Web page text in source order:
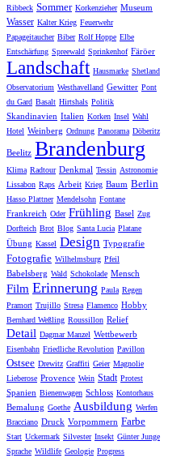
Ribbeck Sommer Korkenzieher Museum
Wasser Kalter Krieg Feuerwehr
Papageitaucher Biber Rolf Hoppe Elbe
Entschärfung Spreewald Sprinkenhof Färöer
Landschaft Hausmarke Shetland
Observatorium Westhavelland Gewitter Pont
du Gard Basalt Hirtshals Politik
Skandinavien Italien Korken Insel Wahl
Hotel Weinberg Ordnung Panorama Döberitz
Beelitz Brandenburg
Klima Radtour Denkmal Tessin Astronomie
Lissabon Raps Arbeit Krieg Baum Berlin
Hasso Plattner Mendelsohn Fontane
Frankreich Oder Frühling Basel Zug
Dorfteich Brot Blog Santa Lucia Platane
Übung Kassel Design Typografie
Fotografie Wilhelmsburg Pfeil
Babelsberg Wald Schokolade Mensch
Film Erinnerung Paula Regen
Pramort Trujillo Stresa Flamenco Hobby
Bernhard Weßling Roussillon Relief
Detail Dagmar Manzel Wettbewerb
Eisenbahn Friedliche Revolution Pavillon
Ostsee Drewitz Graffiti Geier Magnolie
Lieberose Provence Wein Stadt Protest
Spanien Bienenwagen Schloss Kontorhaus
Bemalung Goethe Ausbildung Werfen
Bracciano Druck Vorpommern Farbe
Start Uckermark Silvester Insekt Günter Junge
Sprache Wildlife Geologie Progress